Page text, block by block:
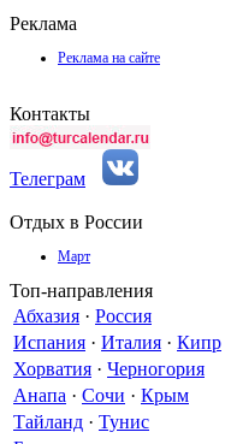
Реклама
Реклама на сайте
Контакты
Телеграм
Отдых в России
Март
Топ-направления
Абхазия · Россия
Испания · Италия · Кипр
Хорватия · Черногория
Анапа · Сочи · Крым
Тайланд · Тунис